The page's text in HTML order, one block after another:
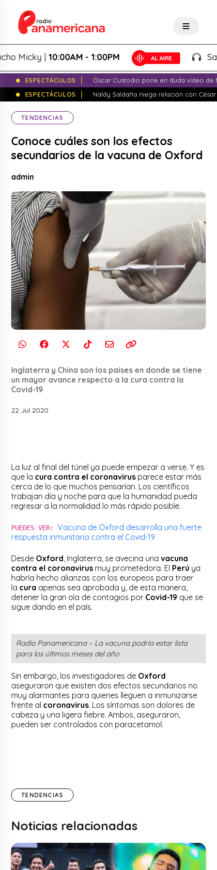
|10:00AM - 1:00PM Salsa
ESPECTÁCULOS
Óscar Custodio pone en duda video de
ESPECTÁCULOS
Naldy Saldaña niega relación con
TENDENCIAS
Conoce cuáles son los efectos
secundarios de la vacuna de Oxford
admin
Inglaterra y China son los países en donde se tiene
un mayor avance respecto a la cura contra la
Covid-19
22 Jul 2020
La luz al final del túnel ya puede empezar a verse. Y es
que la cura contra el coronavirus parece estar más
cerca de lo que muchos pensarían. Los científicos
trabajan día y noche para que la humanidad pueda
regresar a la normalidad lo más rápido posible.
PUEDES VER:Vacuna de Oxford desarrolla una fuerte
respuesta inmunitaria contra el Covid-19
Desde Oxford , Inglaterra, se avecina unavacuna
contra el coronavirus muy prometedora. El Perú ya
habría hecho alianzas con los europeos para traer
la cura apenas sea aprobada y, de esta manera,
detener la gran ola de contagios por Covid-19 que se
sigue dando en el país.
Radio Panamericana – La vacuna podría estar lista
para los últimos meses del año
Sin embargo, los investigadores de Oxford
aseguraron que existen dos efectos secundarios no
muy alarmantes para quienes lleguen a inmunizarse
frente al coronavirus. Los síntomas son dolores de
cabeza y una ligera fiebre. Ambos, aseguraron,
pueden ser controlados con paracetamol.
TENDENCIAS
Noticias relacionadas